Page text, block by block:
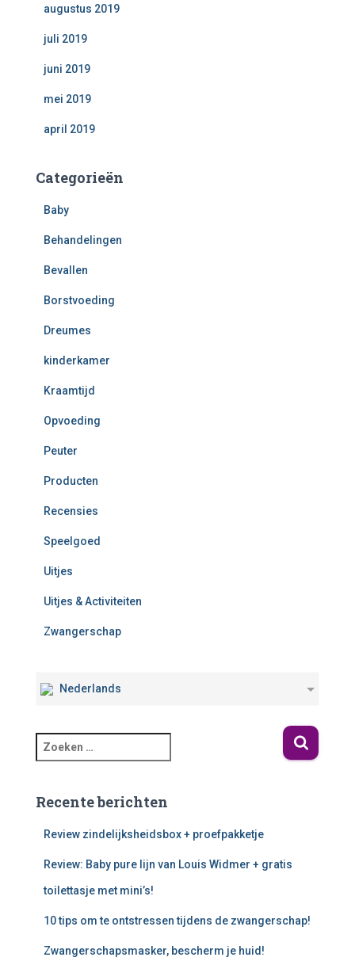
augustus 2019
juli 2019
juni 2019
mei 2019
april 2019
Categorieën
Baby
Behandelingen
Bevallen
Borstvoeding
Dreumes
kinderkamer
Kraamtijd
Opvoeding
Peuter
Producten
Recensies
Speelgoed
Uitjes
Uitjes & Activiteiten
Zwangerschap
Nederlands
Recente berichten
Review zindelijksheidsbox + proefpakketje
Review: Baby pure lijn van Louis Widmer + gratis
toilettasje met mini’s!
10 tips om te ontstressen tijdens de zwangerschap!
Zwangerschapsmasker, bescherm je huid!